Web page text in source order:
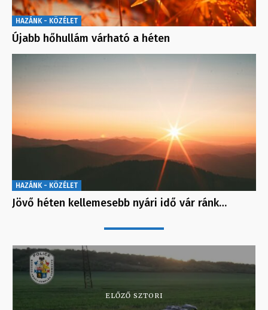
HAZÁNK - KÖZÉLET
Újabb hőhullám várható a héten
HAZÁNK - KÖZÉLET
Jövő héten kellemesebb nyári idő vár ránk…
ELŐZŐ SZTORI